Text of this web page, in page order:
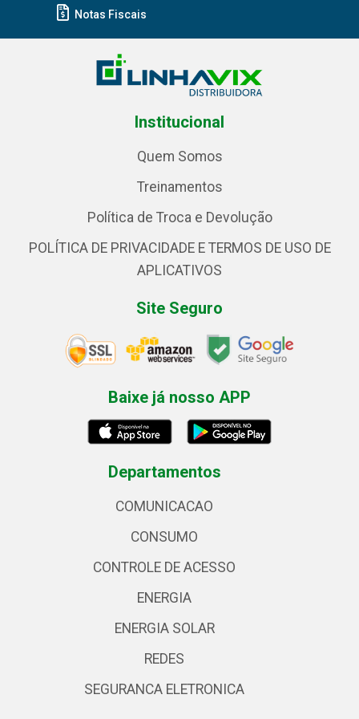
Notas Fiscais
Institucional
Quem Somos
Treinamentos
Política de Troca e Devolução
POLÍTICA DE PRIVACIDADE E TERMOS DE USO DE
APLICATIVOS
Site Seguro
Baixe já nosso APP
Departamentos
COMUNICACAO
CONSUMO
CONTROLE DE ACESSO
ENERGIA
ENERGIA SOLAR
REDES
SEGURANCA ELETRONICA